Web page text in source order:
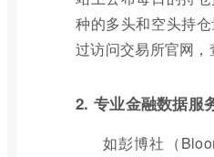
种的多头和空头持
过访问交易所官网，
2. 专业金融数据服
如彭博社（